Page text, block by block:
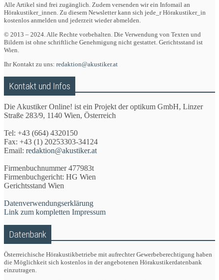
Alle Artikel sind frei zugänglich. Zudem versenden wir ein Infomail an
Hörakustiker_innen. Zu diesem Newsletter kann sich jede_r Hörakustiker_in
kostenlos anmelden und jederzeit wieder abmelden.
© 2013 – 2024. Alle Rechte vorbehalten. Die Verwendung von Texten und
Bildern ist ohne schriftliche Genehmigung nicht gestattet. Gerichtsstand ist
Wien.
Ihr Kontakt zu uns: redaktion@akustiker.at
Kontakt und Infos
Die Akustiker Online! ist ein Projekt der optikum GmbH, Linzer
Straße 283/9, 1140 Wien, Österreich
Tel: +43 (664) 4320150
Fax: +43 (1) 20253303-34124
Email: redaktion@akustiker.at
Firmenbuchnummer 477983t
Firmenbuchgericht: HG Wien
Gerichtsstand Wien
Datenverwendungserklärung
Link zum kompletten Impressum
Datenbank
Österreichische Hörakustikbetriebe mit aufrechter Gewerbeberechtigung haben
die Möglichkeit sich kostenlos in der angebotenen Hörakustikerdatenbank
einzutragen.